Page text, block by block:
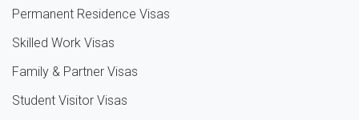
Permanent Residence Visas
Skilled Work Visas
Family & Partner Visas
Student Visitor Visas